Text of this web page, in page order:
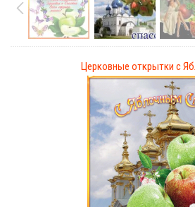
Церковные открытки с